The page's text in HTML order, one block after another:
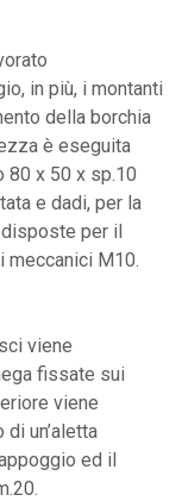
in più, i montanti
della borchia
è eseguita
80 x 50 x sp.10
e dadi, per la
per il
M10.
viene
fissate sui
viene
un’aletta
ed il